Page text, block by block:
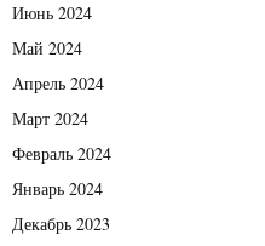
Июнь 2024
Май 2024
Апрель 2024
Март 2024
Февраль 2024
Январь 2024
Декабрь 2023